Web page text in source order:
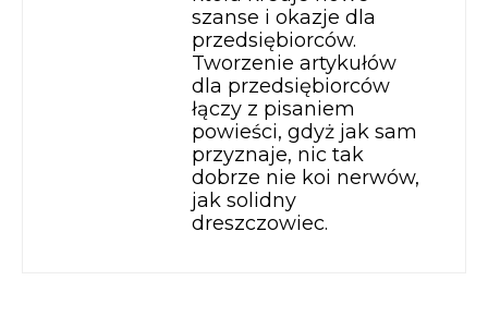
szanse i okazje dla
przedsiębiorców.
Tworzenie artykułów
dla przedsiębiorców
łączy z pisaniem
powieści, gdyż jak sam
przyznaje, nic tak
dobrze nie koi nerwów,
jak solidny
dreszczowiec.